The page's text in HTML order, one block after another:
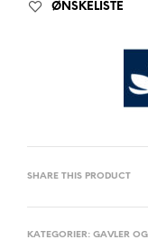
ØNSKELISTE
SHARE THIS PRODUCT
KATEGORIER: GAVLER